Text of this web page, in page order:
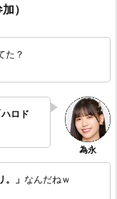
）
た？
ハロド
。」 なんだねｗ